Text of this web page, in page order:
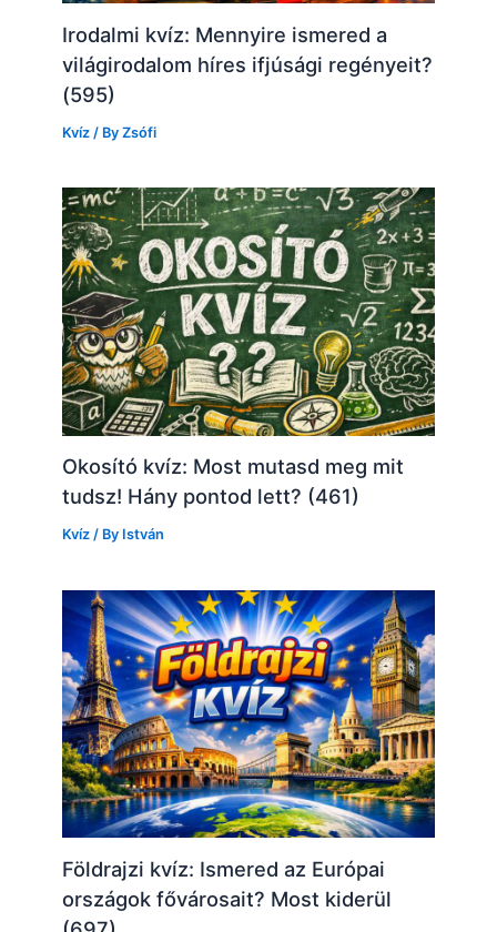
Irodalmi kvíz: Mennyire ismered a
világirodalom híres ifjúsági regényeit?
(595)
Kvíz / ByZsófi
Okosító kvíz: Most mutasd meg mit
tudsz! Hány pontod lett? (461)
Kvíz / By István
Földrajzi kvíz: Ismered az Európai
országok fővárosait? Most kiderül